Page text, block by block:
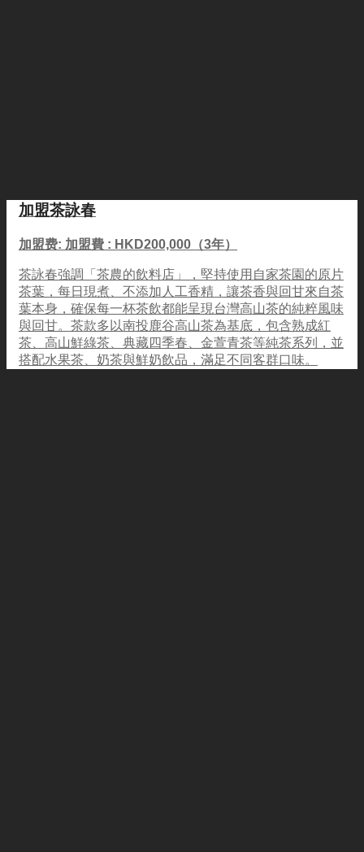
加盟茶詠春
加盟费: 加盟費 : HKD200,000（3年）
茶詠春強調「茶農的飲料店」，堅持使用自家茶園的原片
茶葉，每日現煮、不添加人工香精，讓茶香與回甘來自茶
葉本身，確保每一杯茶飲都能呈現台灣高山茶的純粹風味
與回甘。茶款多以南投鹿谷高山茶為基底，包含熟成紅
茶、高山鮮綠茶、典藏四季春、金萱青茶等純茶系列，並
搭配水果茶、奶茶與鮮奶飲品，滿足不同客群口味。